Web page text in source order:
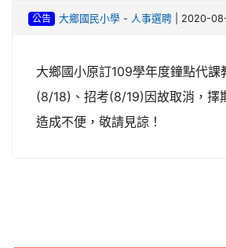
公告 大鄉國民小學- 人事選聘| 2020-08-
大鄉國小原訂109學年度鐘點代課
(8/18)、招考(8/19)因故取消，擇
造成不便，敬請見諒！